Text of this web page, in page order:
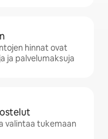
hinnat ovat
ja palvelumaksuja
valintaa tukemaan